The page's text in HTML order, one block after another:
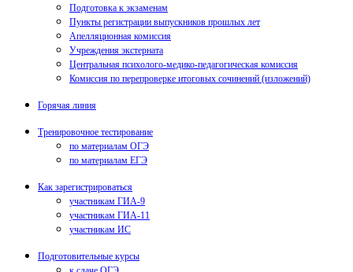
Подготовка к экзаменам
Пункты регистрации выпускников прошлых лет
Апелляционная комиссия
Учреждения экстерната
Центральная психолого-медико-педагогическая комиссия
Комиссия по перепроверке итоговых сочинений (изложений)
Горячая линия
Тренировочное тестирование
по материалам ОГЭ
по материалам ЕГЭ
Как зарегистрироваться
участникам ГИА-9
участникам ГИА-11
участникам ИС
Подготовительные курсы